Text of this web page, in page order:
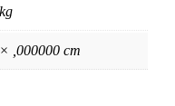
,000000 cm